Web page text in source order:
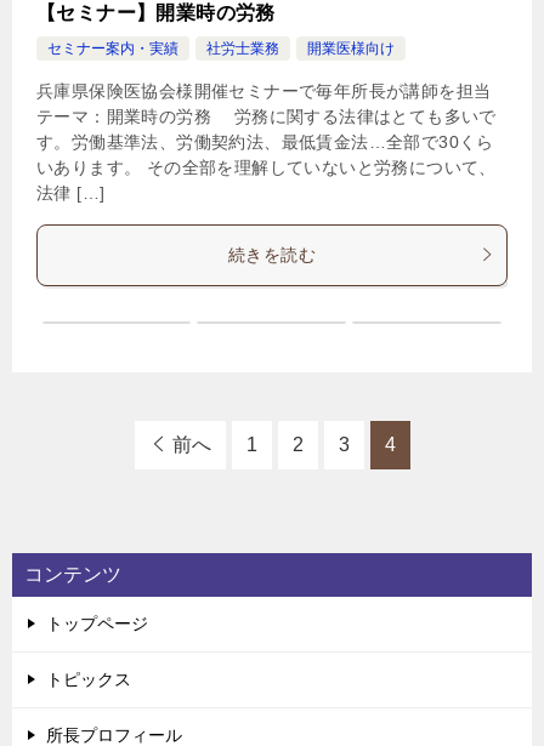
【セミナー】開業時の労務
セミナー案内・実績 社労士業務 開業医様向け
兵庫県保険医協会様開催セミナーで毎年所長が講師を担当
テーマ：開業時の労務 労務に関する法律はとても多いで
す。労働基準法、労働契約法、最低賃金法…全部で30くら
いあります。 その全部を理解していないと労務について、
法律 […]
続きを読む
前へ 1 2 3 4
コンテンツ
トップページ
トピックス
所長プロフィール